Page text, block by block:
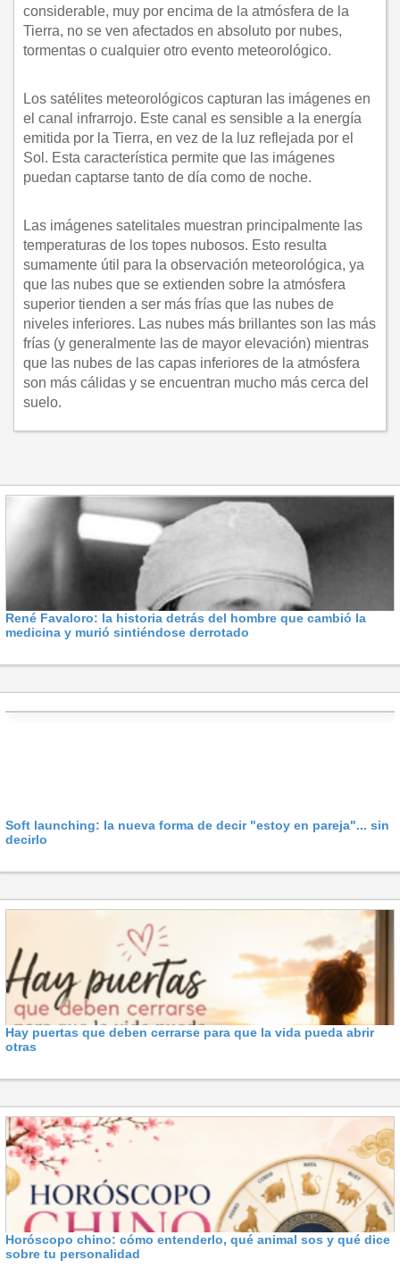
considerable, muy por encima de la atmósfera de la
Tierra, no se ven afectados en absoluto por nubes,
tormentas o cualquier otro evento meteorológico.
Los satélites meteorológicos capturan las imágenes en
el canal infrarrojo. Este canal es sensible a la energía
emitida por la Tierra, en vez de la luz reflejada por el
Sol. Esta característica permite que las imágenes
puedan captarse tanto de día como de noche.
Las imágenes satelitales muestran principalmente las
temperaturas de los topes nubosos. Esto resulta
sumamente útil para la observación meteorológica, ya
que las nubes que se extienden sobre la atmósfera
superior tienden a ser más frías que las nubes de
niveles inferiores. Las nubes más brillantes son las más
frías (y generalmente las de mayor elevación) mientras
que las nubes de las capas inferiores de la atmósfera
son más cálidas y se encuentran mucho más cerca del
suelo.
René Favaloro: la historia detrás del hombre que cambió la
medicina y murió sintiéndose derrotado
Soft launching: la nueva forma de decir "estoy en pareja"... sin
decirlo
Hay puertas que deben cerrarse para que la vida pueda abrir
otras
Horóscopo chino: cómo entenderlo, qué animal sos y qué dice
sobre tu personalidad